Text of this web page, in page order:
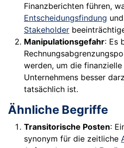
Finanzberichten führen,
Entscheidungsfindung
Stakeholder
Manipulationsgefahr: Es
werden, um die finanzielle
Unternehmens besser
tatsächlich ist.
Ähnliche Begriffe
Transitorische Posten:
synonym für die zeitliche